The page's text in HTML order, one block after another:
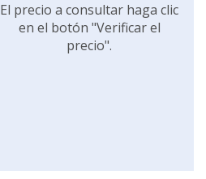
El precio a consultar haga clic
en el botón "Verificar el
precio".